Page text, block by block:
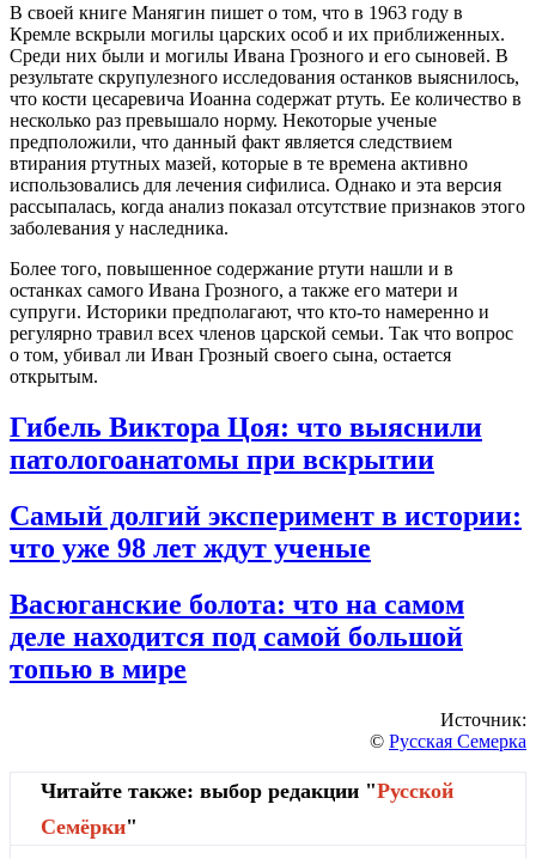
В своей книге Манягин пишет о том, что в 1963 году в
Кремле вскрыли могилы царских особ и их приближенных.
Среди них были и могилы Ивана Грозного и его сыновей. В
результате скрупулезного исследования останков выяснилось,
что кости цесаревича Иоанна содержат ртуть. Ее количество в
несколько раз превышало норму. Некоторые ученые
предположили, что данный факт является следствием
втирания ртутных мазей, которые в те времена активно
использовались для лечения сифилиса. Однако и эта версия
рассыпалась, когда анализ показал отсутствие признаков этого
заболевания у наследника.
Более того, повышенное содержание ртути нашли и в
останках самого Ивана Грозного, а также его матери и
супруги. Историки предполагают, что кто-то намеренно и
регулярно травил всех членов царской семьи. Так что вопрос
о том, убивал ли Иван Грозный своего сына, остается
открытым.
Гибель Виктора Цоя: что выяснили
патологоанатомы при вскрытии
Самый долгий эксперимент в истории:
что уже 98 лет ждут ученые
Васюганские болота: что на самом
деле находится под самой большой
топью в мире
Источник:
© Русская Семерка
Читайте также: выбор редакции "Русской
Cемёрки"